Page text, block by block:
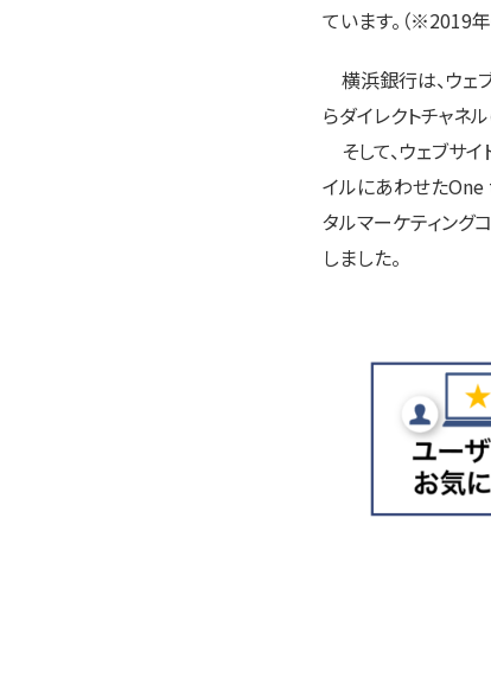
ています。（※2019
横浜銀行は、ウェ
らダイレクトチャネ
そして、ウェブサ
イルにあわせたOne
タルマーケティング
しました。